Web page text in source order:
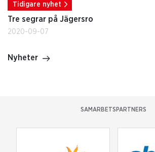
Tidigare nyhet
Tre segrar på Jägersro
2020-09-07
Nyheter
SAMARBETSPARTNERS